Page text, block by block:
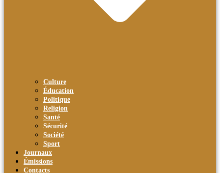
Culture
Éducation
Politique
Religion
Santé
Sécurité
Société
Sport
Journaux
Émissions
Contacts